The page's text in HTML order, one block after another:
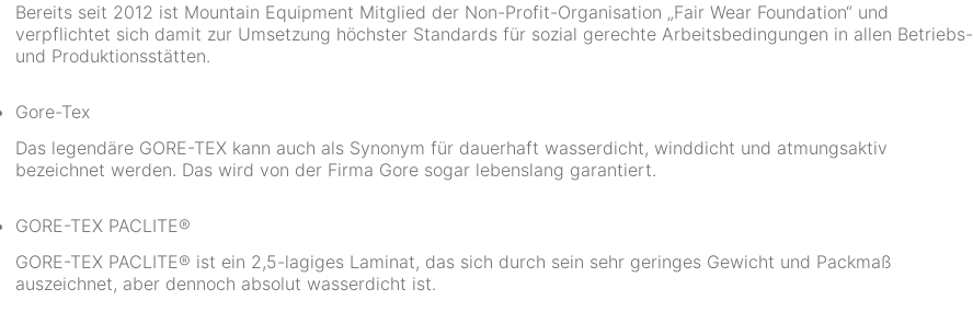
Bereits seit 2012 ist Mountain Equipment Mitglied der Non-Profit-Organisation „Fair Wear Foundation“ und
verpflichtet sich damit zur Umsetzung höchster Standards für sozial gerechte Arbeitsbedingungen in allen Betriebs-
und Produktionsstätten.
Gore-Tex
Das legendäre GORE-TEX kann auch als Synonym für dauerhaft wasserdicht, winddicht und atmungsaktiv
bezeichnet werden. Das wird von der Firma Gore sogar lebenslang garantiert.
GORE-TEX PACLITE®
GORE-TEX PACLITE® ist ein 2,5-lagiges Laminat, das sich durch sein sehr geringes Gewicht und Packmaß
auszeichnet, aber dennoch absolut wasserdicht ist.